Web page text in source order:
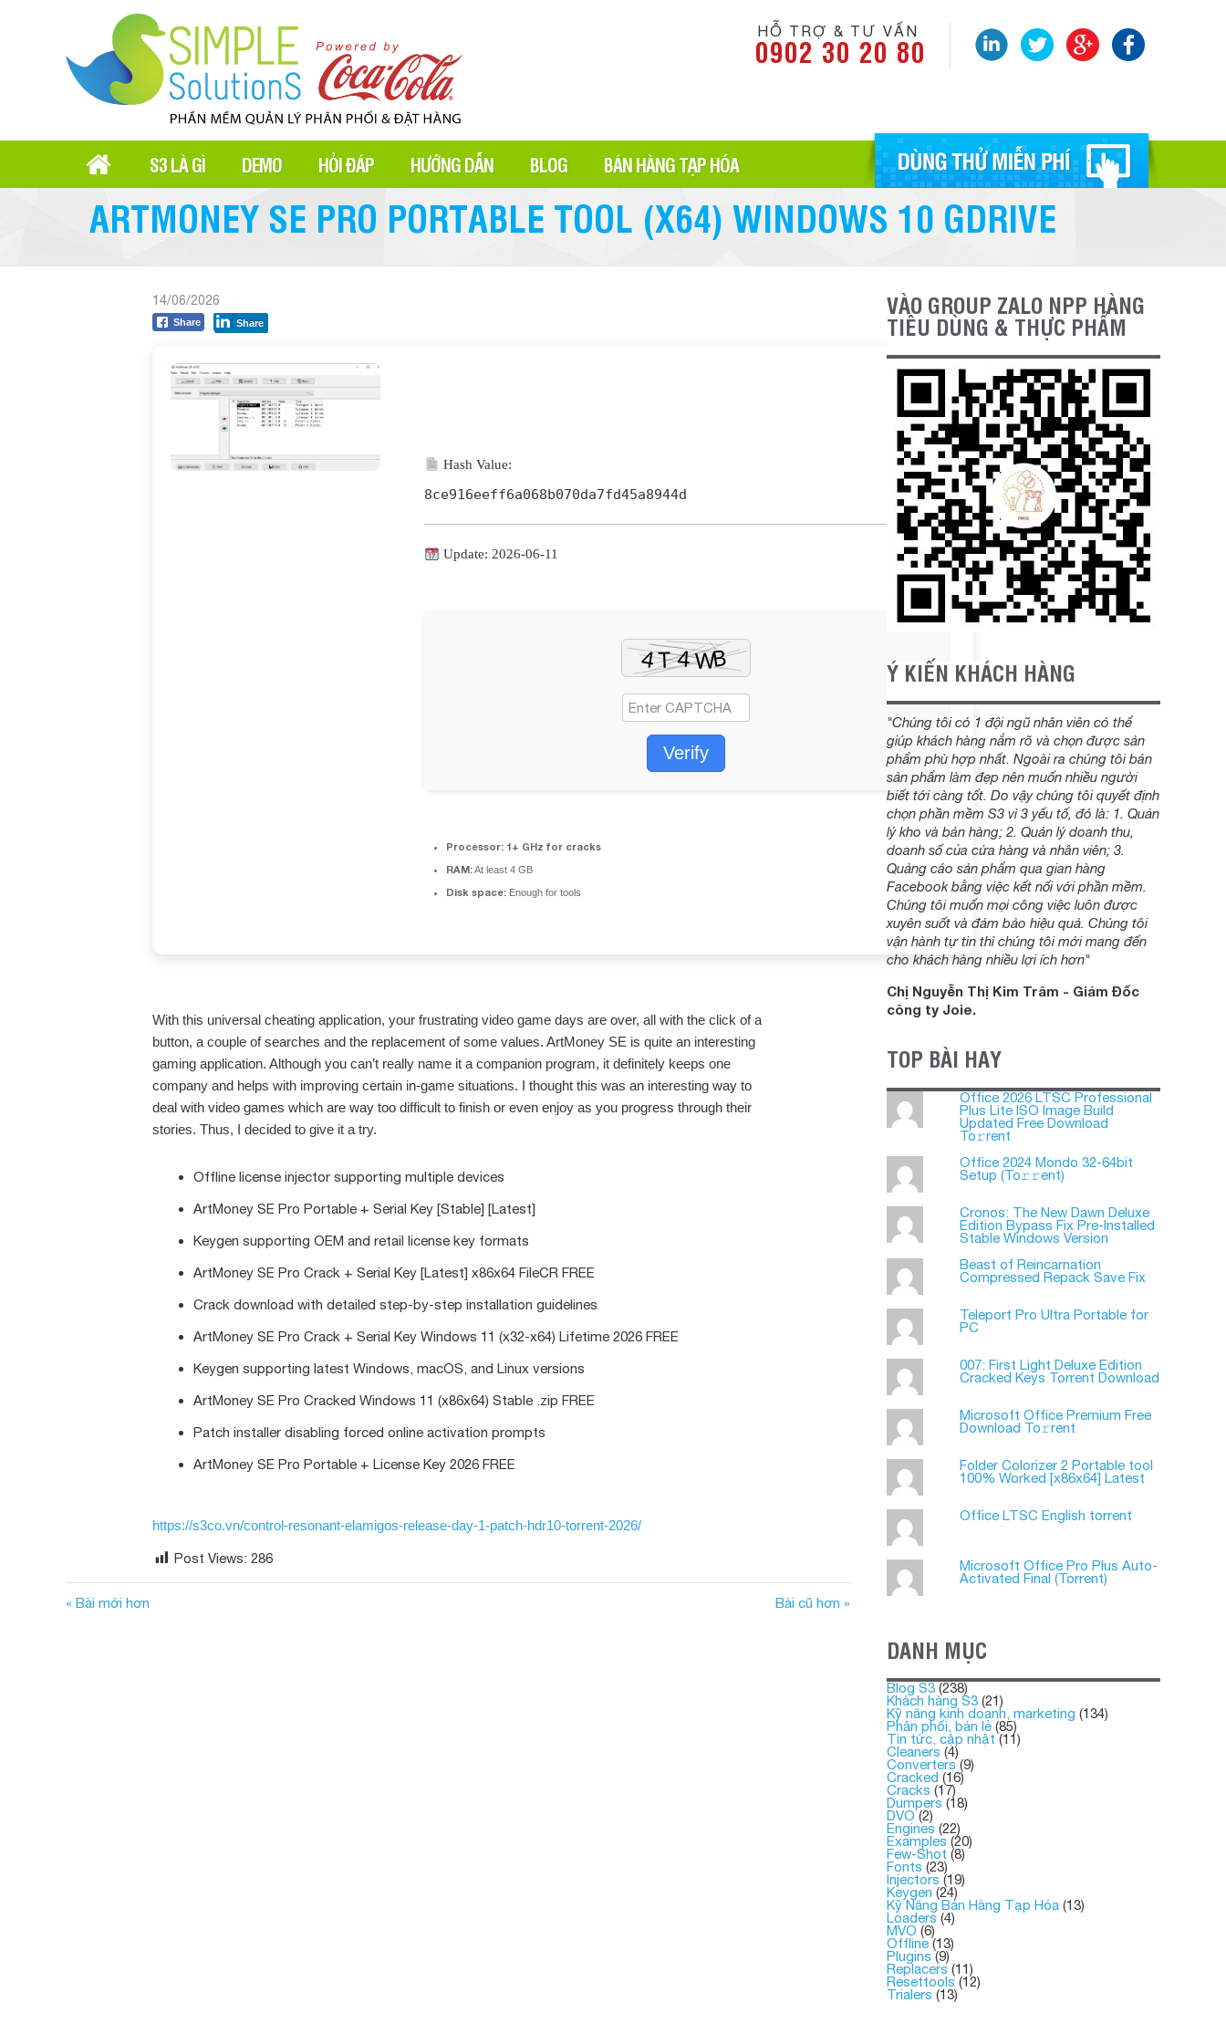
HỖ TRỢ & TƯ VẤN
0902 30 20 80
S3 LÀ GÌ DEMO HỎI ĐÁP HƯỚNG DẪN BLOG BÁN HÀNG TẠP HÓA
ARTMONEY SE PRO PORTABLE TOOL (X64) WINDOWS 10 GDRIVE
14/06/2026
Share Share
Hash Value:
8ce916eeff6a068b070da7fd45a8944d
Update: 2026-06-11
Verify
Processor: 1+ GHz for cracks
RAM:At least 4 GB
Disk space: Enough for tools
With this universal cheating application, your frustrating video game days are over, all with the click of a
button, a couple of searches and the replacement of some values. ArtMoney SE is quite an interesting
gaming application. Although you can’t really name it a companion program, it definitely keeps one
company and helps with improving certain in-game situations. I thought this was an interesting way to
deal with video games which are way too difficult to finish or even enjoy as you progress through their
stories. Thus, I decided to give it a try.
Offline license injector supporting multiple devices
ArtMoney SE Pro Portable + Serial Key [Stable] [Latest]
Keygen supporting OEM and retail license key formats
ArtMoney SE Pro Crack + Serial Key [Latest] x86x64 FileCR FREE
Crack download with detailed step-by-step installation guidelines
ArtMoney SE Pro Crack + Serial Key Windows 11 (x32-x64) Lifetime 2026 FREE
Keygen supporting latest Windows, macOS, and Linux versions
ArtMoney SE Pro Cracked Windows 11 (x86x64) Stable .zip FREE
Patch installer disabling forced online activation prompts
ArtMoney SE Pro Portable + License Key 2026 FREE
https://s3co.vn/control-resonant-elamigos-release-day-1-patch-hdr10-torrent-2026/
Post Views: 286
« Bài mới hơn Bài cũ hơn »
VÀO GROUP ZALO NPP HÀNG
TIÊU DÙNG & THỰC PHẨM
Ý KIẾN KHÁCH HÀNG
"Chúng tôi có 1 đội ngũ nhân viên có thể
giúp khách hàng nắm rõ và chọn được sản
phẩm phù hợp nhất. Ngoài ra chúng tôi bán
sản phẩm làm đẹp nên muốn nhiều người
biết tới càng tốt. Do vậy chúng tôi quyết định
chọn phần mềm S3 vì 3 yếu tố, đó là: 1. Quản
lý kho và bán hàng; 2. Quản lý doanh thu,
doanh số của cửa hàng và nhân viên; 3.
Quảng cáo sản phẩm qua gian hàng
Facebook bằng việc kết nối với phần mềm.
Chúng tôi muốn mọi công việc luôn được
xuyên suốt và đảm bảo hiệu quả. Chúng tôi
vận hành tự tin thì chúng tôi mới mang đến
cho khách hàng nhiều lợi ích hơn"
Chị Nguyễn Thị Kim Trâm - Giám Đốc
công ty Joie.
TOP BÀI HAY
Office 2026 LTSC Professional
Plus Lite ISO Image Build
Updated Frее Download
To𝚛rent
Office 2024 Mondo 32-64bit
Setup (To𝚛𝚛еnt)
Cronos: The New Dawn Deluxe
Edition Bypass Fix Pre-Installed
Stable Windows Version
Beast of Reincarnation
Compressed Repack Save Fix
Teleport Pro Ultra Portable for
PC
007: First Light Deluxe Edition
Cracked Keys Torrent Download
Microsoft Office Premium Frее
Download To𝚛rent
Folder Colorizer 2 Portable tool
100% Worked [x86x64] Latest
Office LTSC English torrent
Microsoft Office Pro Plus Auto-
Activated Final (Torrеnt)
DANH MỤC
Blog S3 (238)
Khách hàng S3 (21)
Kỹ năng kinh doanh, marketing (134)
Phân phối, bán lẻ (85)
Tin tức, cập nhật(11)
Cleaners (4)
Converters (9)
Cracked (16)
Cracks (17)
Dumpers (18)
DVO(2)
Engines (22)
Examples (20)
Few-Shot (8)
Fonts (23)
Injectors (19)
Keygen (24)
Kỹ Năng Bán Hàng Tạp Hóa (13)
Loaders (4)
MVO (6)
Offline(13)
Plugins (9)
Replacers (11)
Resettools (12)
Trialers (13)